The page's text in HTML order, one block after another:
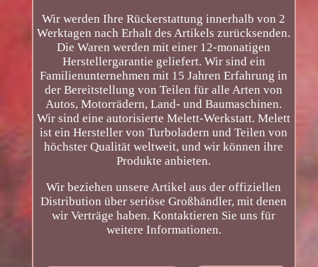
Wir werden Ihre Rückerstattung innerhalb von 2
Werktagen nach Erhalt des Artikels zurücksenden.
Die Waren werden mit einer 12-monatigen
Herstellergarantie geliefert. Wir sind ein
Familienunternehmen mit 15 Jahren Erfahrung in
der Bereitstellung von Teilen für alle Arten von
Autos, Motorrädern, Land- und Baumaschinen.
Wir sind eine autorisierte Melett-Werkstatt. Melett
ist ein Hersteller von Turboladern und Teilen von
höchster Qualität weltweit, und wir können ihre
Produkte anbieten.
Wir beziehen unsere Artikel aus der offiziellen
Distribution über seriöse Großhändler, mit denen
wir Verträge haben. Kontaktieren Sie uns für
weitere Informationen.